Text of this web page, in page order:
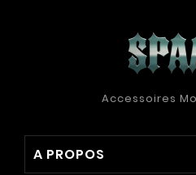
Accessoires
A PROPOS